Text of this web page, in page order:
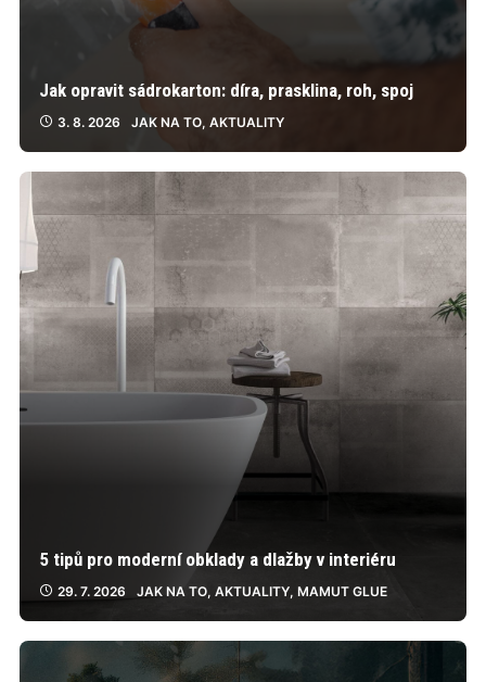
Jak opravit sádrokarton: díra, prasklina, roh, spoj
3. 8. 2026 JAK NA TO, AKTUALITY
5 tipů pro moderní obklady a dlažby v interiéru
29. 7. 2026 JAK NA TO, AKTUALITY, MAMUT GLUE